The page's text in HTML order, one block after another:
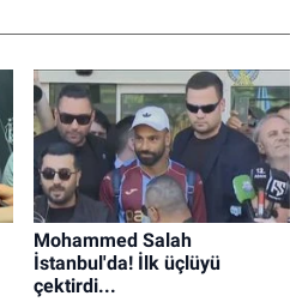
Mohammed Salah
İstanbul'da! İlk üçlüyü
çektirdi...